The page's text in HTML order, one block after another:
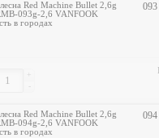
Red Machine Bullet 2,6g
093g-2,6 VANFOOK
в городах
093
-
+
Red Machine Bullet 2,6g
094g-2,6 VANFOOK
в городах
094